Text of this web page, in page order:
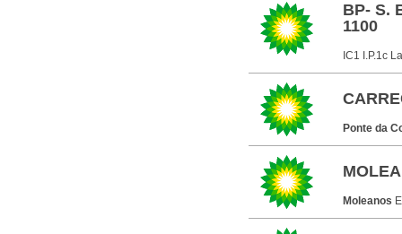
BP- S.
1100
IC1 I.P.1c
Ponte da
Moleanos